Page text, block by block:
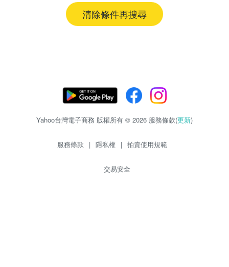
清除條件再搜尋
Yahoo台灣電子商務 版權所有 © 2026 服務條款(更新)
服務條款 | 隱私權 | 拍賣使用規範
交易安全